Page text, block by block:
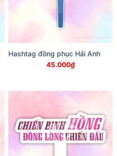
Hashtag đồng phục Hải Anh
45.000₫